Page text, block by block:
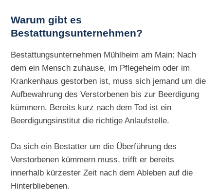
Warum gibt es
Bestattungsunternehmen?
Bestattungsunternehmen Mühlheim am Main: Nach
dem ein Mensch zuhause, im Pflegeheim oder im
Krankenhaus gestorben ist, muss sich jemand um die
Aufbewahrung des Verstorbenen bis zur Beerdigung
kümmern. Bereits kurz nach dem Tod ist ein
Beerdigungsinstitut die richtige Anlaufstelle.
Da sich ein Bestatter um die Überführung des
Verstorbenen kümmern muss, trifft er bereits
innerhalb kürzester Zeit nach dem Ableben auf die
Hinterbliebenen.